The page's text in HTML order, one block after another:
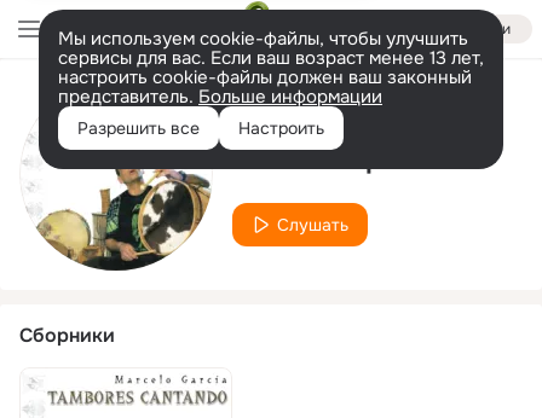
Войти
Мы используем cookie-файлы, чтобы улучшить
сервисы для вас. Если ваш возраст менее 13 лет,
настроить cookie-файлы должен ваш законный
представитель. Больше информации
Разрешить все Настроить
Исполнитель
Machi Mapuche
Слушать
Сборники